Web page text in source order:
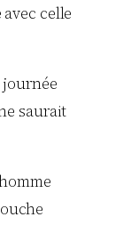
celle
saurait